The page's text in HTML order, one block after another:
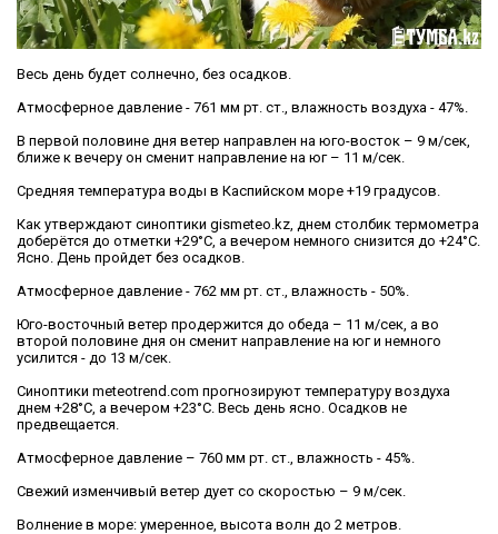
Весь день будет солнечно, без осадков.
Атмосферное давление - 761 мм рт. ст., влажность воздуха - 47%.
В первой половине дня ветер направлен на юго-восток – 9 м/сек,
ближе к вечеру он сменит направление на юг – 11 м/сек.
Средняя температура воды в Каспийском море +19 градусов.
Как утверждают синоптики gismeteo.kz, днем столбик термометра
доберётся до отметки +29°С, а вечером немного снизится до +24°С.
Ясно. День пройдет без осадков.
Атмосферное давление - 762 мм рт. ст., влажность - 50%.
Юго-восточный ветер продержится до обеда – 11 м/сек, а во
второй половине дня он сменит направление на юг и немного
усилится - до 13 м/сек.
Синоптики meteotrend.com прогнозируют температуру воздуха
днем +28°С, а вечером +23°С. Весь день ясно. Осадков не
предвещается.
Атмосферное давление – 760 мм рт. ст., влажность - 45%.
Свежий изменчивый ветер дует со скоростью – 9 м/сек.
Волнение в море: умеренное, высота волн до 2 метров.